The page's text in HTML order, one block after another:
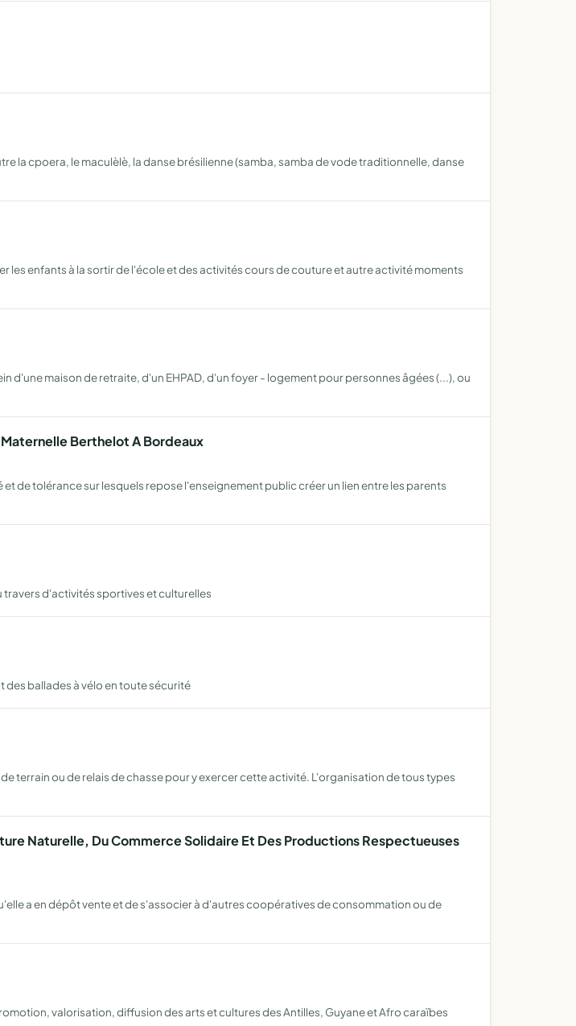
la cpoera, le maculèlè, la danse brésilienne (samba, samba de vode traditionnelle, danse
les enfants à la sortir de l'école et des activités cours de couture et autre activité moments
d'une maison de retraite, d'un EHPAD, d'un foyer - logement pour personnes âgées (...), ou
Berthelot A Bordeaux
de tolérance sur lesquels repose l'enseignement public créer un lien entre les parents
d'activités sportives et culturelles
ballades à vélo en toute sécurité
terrain ou de relais de chasse pour y exercer cette activité. L'organisation de tous types
Naturelle, Du Commerce Solidaire Et Des Productions Respectueuses
a en dépôt vente et de s'associer à d'autres coopératives de consommation ou de
valorisation, diffusion des arts et cultures des Antilles, Guyane et Afro caraïbes